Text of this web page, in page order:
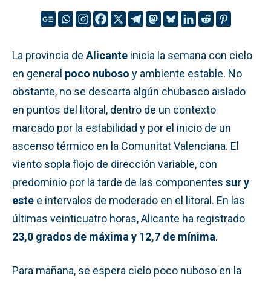
La provincia de Alicante inicia la semana con cielo
en general poco nuboso y ambiente estable. No
obstante, no se descarta algún chubasco aislado
en puntos del litoral, dentro de un contexto
marcado por la estabilidad y por el inicio de un
ascenso térmico en la Comunitat Valenciana. El
viento sopla flojo de dirección variable, con
predominio por la tarde de las componentes sur y
este e intervalos de moderado en el litoral. En las
últimas veinticuatro horas, Alicante ha registrado
23,0 grados de máxima y 12,7 de mínima.
Para mañana, se espera cielo poco nuboso en la